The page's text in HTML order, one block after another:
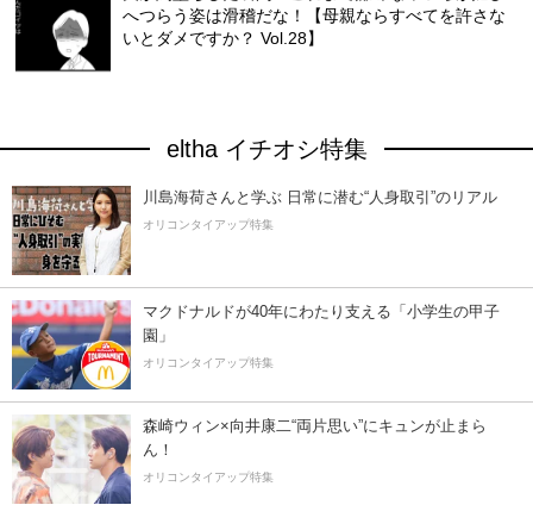
へつらう姿は滑稽だな！【母親ならすべてを許さな
いとダメですか？ Vol.28】
eltha イチオシ特集
川島海荷さんと学ぶ 日常に潜む“人身取引”のリアル
オリコンタイアップ特集
マクドナルドが40年にわたり支える「小学生の甲子
園」
オリコンタイアップ特集
森崎ウィン×向井康二“両片思い”にキュンが止まら
ん！
オリコンタイアップ特集